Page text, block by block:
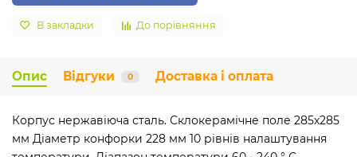
В закладки До порівняння
Опис Відгуки 0 Доставка і оплата
Корпус нержавіюча сталь. Склокерамічне поле 285х285
мм Діаметр конфорки 228 мм 10 рівнів налаштування